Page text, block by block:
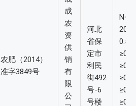
农肥（2014）
准字3849号
成
农
资
供
销
有
限
公
河北
省保
定市
利民
街492
号-6
号楼
20-